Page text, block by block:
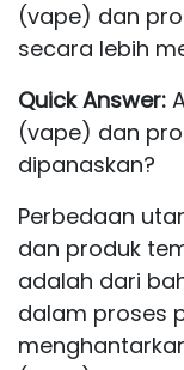
(vape) dan
secara lebih
Quick Answer:
(vape) dan
dipanaskan?
Perbedaan
dan produk
adalah dari
dalam proses